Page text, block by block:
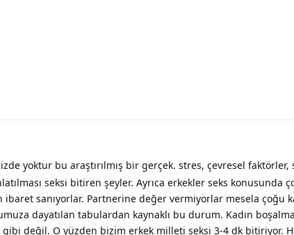
yoktur bu araştırılmış bir gerçek. stres, çevresel faktörler,
seksi bitiren şeyler. Ayrıca erkekler seks konusunda
sanıyorlar. Partnerine değer vermiyorlar mesela çoğu
dayatılan tabulardan kaynaklı bu durum. Kadın
gibi değil. O yüzden bizim erkek milleti seksi 3-4 dk bitiriyor.